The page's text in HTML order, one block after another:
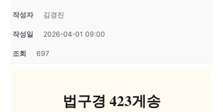
작성자 김경진
작성일 2026-04-01 09:00
조회 697
법구경 423게송